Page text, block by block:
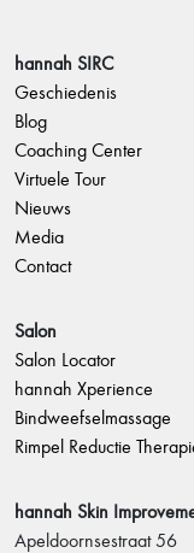
hannah SIRC
Geschiedenis
Blog
Coaching Center
Virtuele Tour
Nieuws
Media
Contact
Salon
Salon Locator
hannah Xperience
Bindweefselmassage
Rimpel Reductie
hannah Skin
Apeldoornsestraat 56